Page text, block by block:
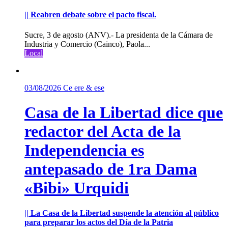
|| Reabren debate sobre el pacto fiscal.
Sucre, 3 de agosto (ANV).- La presidenta de la Cámara de
Industria y Comercio (Cainco), Paola...
Local
03/08/2026 Ce ere & ese
Casa de la Libertad dice que
redactor del Acta de la
Independencia es
antepasado de 1ra Dama
«Bibi» Urquidi
|| La Casa de la Libertad suspende la atención al público
para preparar los actos del Día de la Patria